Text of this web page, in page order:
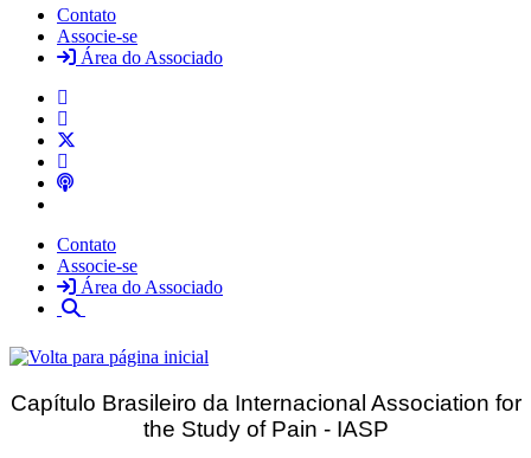
Contato
Associe-se
Área do Associado
Contato
Associe-se
Área do Associado
Capítulo Brasileiro da Internacional Association for
the Study of Pain - IASP